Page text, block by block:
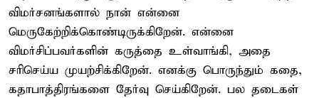
விமர்சனங்களால் நான் என்னை
மெருகேற்றிக்கொண்டிருக்கிறேன். என்னை
விமர்சிப்பவர்களின் கருத்தை உள்வாங்கி, அதை
சரிசெய்ய முயற்சிக்கிறேன். எனக்கு பொருந்தும் கதை,
கதாபாத்திரங்களை தேர்வு செய்கிறேன். பல தடைகள்